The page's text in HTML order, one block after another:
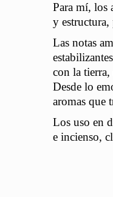
Para mí, los
y estructura,
Las notas
con la
Desde lo
aromas que
Los uso en
e incienso,